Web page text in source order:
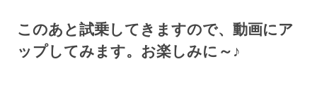
このあと試乗してきますので、動画にア
ップしてみます。お楽しみに～♪